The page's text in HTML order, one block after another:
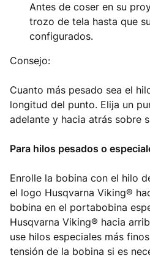
Antes de coser en su
trozo de tela hasta que
configurados.
Consejo:
Cuanto más pesado sea el
longitud del punto. Elija un
adelante y hacia atrás sobre
Para hilos pesados o
Enrolle la bobina con el hilo
el logo Husqvarna Viking®
bobina en el portabobina
Husqvarna Viking® hacia
use hilos especiales más
tensión de la bobina si es